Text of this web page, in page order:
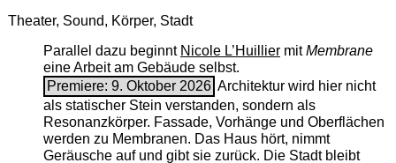
Theater, Sound, Körper, Stadt
Parallel dazu beginnt Nicole L’Huilliermit ­Membrane
eine Arbeit am Gebäude selbst.
Premiere: 9. Oktober 2026 Architektur wird hier nicht
als statischer Stein verstanden, sondern als
Resonanzkörper. Fassade, Vorhänge und Oberflächen
werden zu Membranen. Das Haus hört, nimmt
Geräusche auf und gibt sie zurück. Die Stadt bleibt